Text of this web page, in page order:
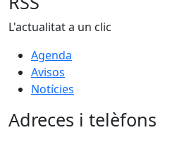
L'actualitat a un clic
Agenda
Avisos
Notícies
Adreces i telèfons